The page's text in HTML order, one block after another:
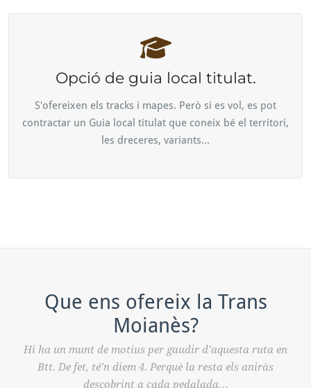
Opció de guia local titulat.
S'ofereixen els tracks i mapes. Però si es vol, es pot
contractar un Guia local titulat que coneix bé el territori,
les dreceres, variants...
Que ens ofereix la Trans
Moianès?
Hi ha un munt de motius per gaudir d’aquesta ruta en
Btt. De fet, té’n diem 4. Perquè la resta els aniràs
descobrint a cada pedalada…